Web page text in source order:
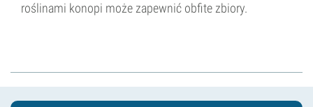
roślinami konopi może zapewnić obfite zbiory.